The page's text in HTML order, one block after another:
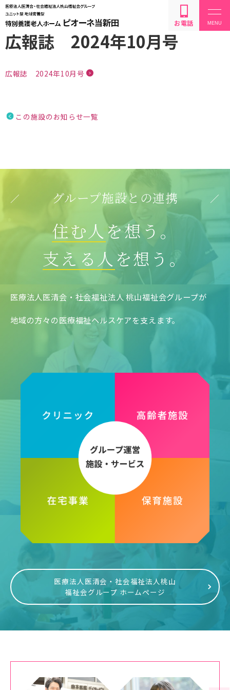
お電話
お問い合わせ
086-259-2800
086-259-2801
広報誌 2024年10月号
広報誌 2024年10月号
この施設のお知らせ一覧
グループ施設との連携
住む人を想う。
支える人 を想う。
医療法人医清会・社会福祉法人 桃山福祉会グループが
地域の方々の医療福祉ヘルスケアを支えます。
医療法人医清会・社会福祉法人桃山
福祉会グループ ホームページ